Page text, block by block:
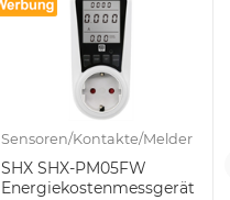
Sensoren/Kontakte/Melder
SHX SHX-PM05FW
Energiekostenmessgerät